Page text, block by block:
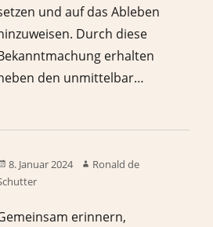
und auf das Ableben
Durch diese
erhalten
den unmittelbar…
8. Januar 2024
Ronald de
erinnern,